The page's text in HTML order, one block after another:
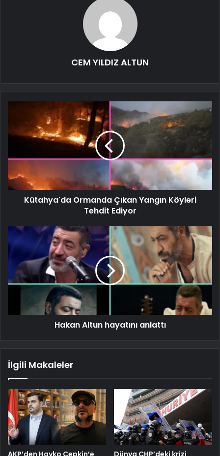
CEM YILDIZ ALTUN
Kütahya'da Ormanda Çıkan Yangın Köyleri
Tehdit Ediyor
Hakan Altun hayatını anlattı
İlgili Makaleler
AKP’den Hayko Cepkin’e
Dünya CHP’deki krizi